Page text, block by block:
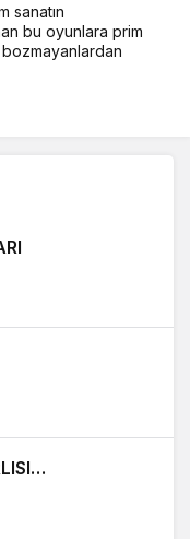
sanatın
bu oyunlara prim